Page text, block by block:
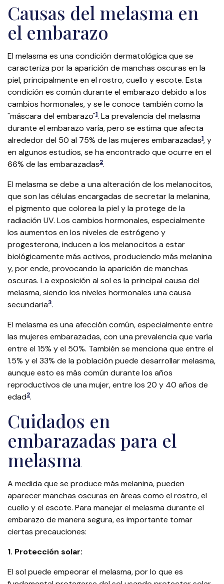
Causas del melasma en
el embarazo
El melasma es una condición dermatológica que se
caracteriza por la aparición de manchas oscuras en la
piel, principalmente en el rostro, cuello y escote. Esta
condición es común durante el embarazo debido a los
cambios hormonales, y se le conoce también como la
"máscara del embarazo"​1​. La prevalencia del melasma
durante el embarazo varía, pero se estima que afecta
alrededor del 50 al 75% de las mujeres embarazadas​1​, y
en algunos estudios, se ha encontrado que ocurre en el
66% de las embarazadas​2​.
El melasma se debe a una alteración de los melanocitos,
que son las células encargadas de secretar la melanina,
el pigmento que colorea la piel y la protege de la
radiación UV. Los cambios hormonales, especialmente
los aumentos en los niveles de estrógeno y
progesterona, inducen a los melanocitos a estar
biológicamente más activos, produciendo más melanina
y, por ende, provocando la aparición de manchas
oscuras. La exposición al sol es la principal causa del
melasma, siendo los niveles hormonales una causa
secundaria​3​.
El melasma es una afección común, especialmente entre
las mujeres embarazadas, con una prevalencia que varía
entre el 15% y el 50%. También se menciona que entre el
1.5% y el 33% de la población puede desarrollar melasma,
aunque esto es más común durante los años
reproductivos de una mujer, entre los 20 y 40 años de
edad​2​.
Cuidados en
embarazadas para el
melasma
A medida que se produce más melanina, pueden
aparecer manchas oscuras en áreas como el rostro, el
cuello y el escote. Para manejar el melasma durante el
embarazo de manera segura, es importante tomar
ciertas precauciones:
1. Protección solar:
El sol puede empeorar el melasma, por lo que es